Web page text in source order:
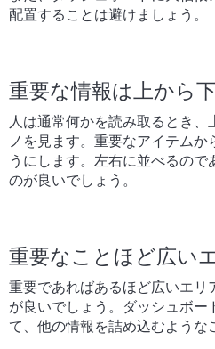
配置することは避けましょう。
重要な情報は上から
人は通常何かを読み取るとき
ノを見ます。 重要なアイテムか
うにします。左右に並べるので
のが良いでしょう。
重要なことほど広い
重要であればあるほど広いエリ
が良いでしょう。ダッシュボー
て、他の情報を詰め込むような